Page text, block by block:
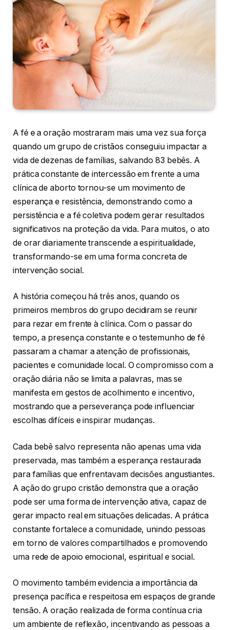
A fé e a oração mostraram mais uma vez sua força
quando um grupo de cristãos conseguiu impactar a
vida de dezenas de famílias, salvando 83 bebês. A
prática constante de intercessão em frente a uma
clínica de aborto tornou-se um movimento de
esperança e resistência, demonstrando como a
persistência e a fé coletiva podem gerar resultados
significativos na proteção da vida. Para muitos, o ato
de orar diariamente transcende a espiritualidade,
transformando-se em uma forma concreta de
intervenção social.
A história começou há três anos, quando os
primeiros membros do grupo decidiram se reunir
para rezar em frente à clínica. Com o passar do
tempo, a presença constante e o testemunho de fé
passaram a chamar a atenção de profissionais,
pacientes e comunidade local. O compromisso com a
oração diária não se limita a palavras, mas se
manifesta em gestos de acolhimento e incentivo,
mostrando que a perseverança pode influenciar
escolhas difíceis e inspirar mudanças.
Cada bebê salvo representa não apenas uma vida
preservada, mas também a esperança restaurada
para famílias que enfrentavam decisões angustiantes.
A ação do grupo cristão demonstra que a oração
pode ser uma forma de intervenção ativa, capaz de
gerar impacto real em situações delicadas. A prática
constante fortalece a comunidade, unindo pessoas
em torno de valores compartilhados e promovendo
uma rede de apoio emocional, espiritual e social.
O movimento também evidencia a importância da
presença pacífica e respeitosa em espaços de grande
tensão. A oração realizada de forma contínua cria
um ambiente de reflexão, incentivando as pessoas a